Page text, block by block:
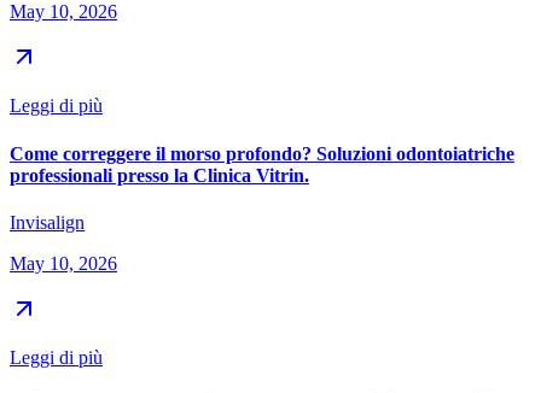
May 10, 2026
Leggi di più
Come correggere il morso profondo? Soluzioni odontoiatriche
professionali presso la Clinica Vitrin.
Invisalign
May 10, 2026
Leggi di più